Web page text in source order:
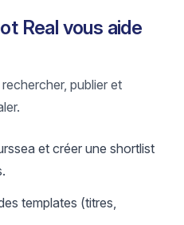
Real vous aide
publier et
et créer une shortlist
templates (titres,